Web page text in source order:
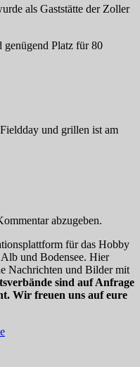
als Gaststätte der Zoller
genügend Platz für 80
und grillen ist am
abzugeben.
für das Hobby
und Bodensee. Hier
Nachrichten und Bilder mit
sind auf Anfrage
Wir freuen uns auf eure